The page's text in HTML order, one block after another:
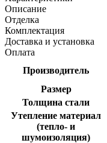
Описание
Отделка
Комплектация
Доставка и установка
Оплата
Производитель
Размер
Толщина стали
Утепление материал
(тепло- и
шумоизоляция)